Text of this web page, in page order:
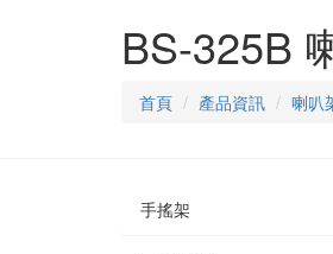
BS-325B
首頁 產品資訊 喇叭
手搖架